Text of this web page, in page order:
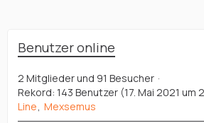
Benutzer online
2 Mitglieder und 91 Besucher
Rekord: 143 Benutzer (17. Mai 2021 um
Line Mexsemus